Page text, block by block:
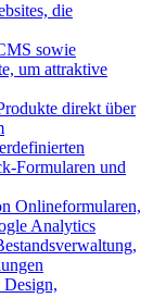
die
sowie
um attraktive
direkt über
Formularen und
Onlineformularen,
Analytics
Design,